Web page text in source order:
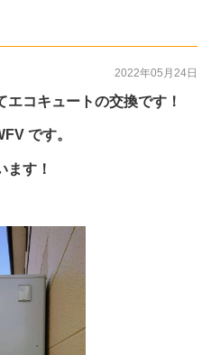
2022年05月24日
コキュートの交換です！
です。
ます！